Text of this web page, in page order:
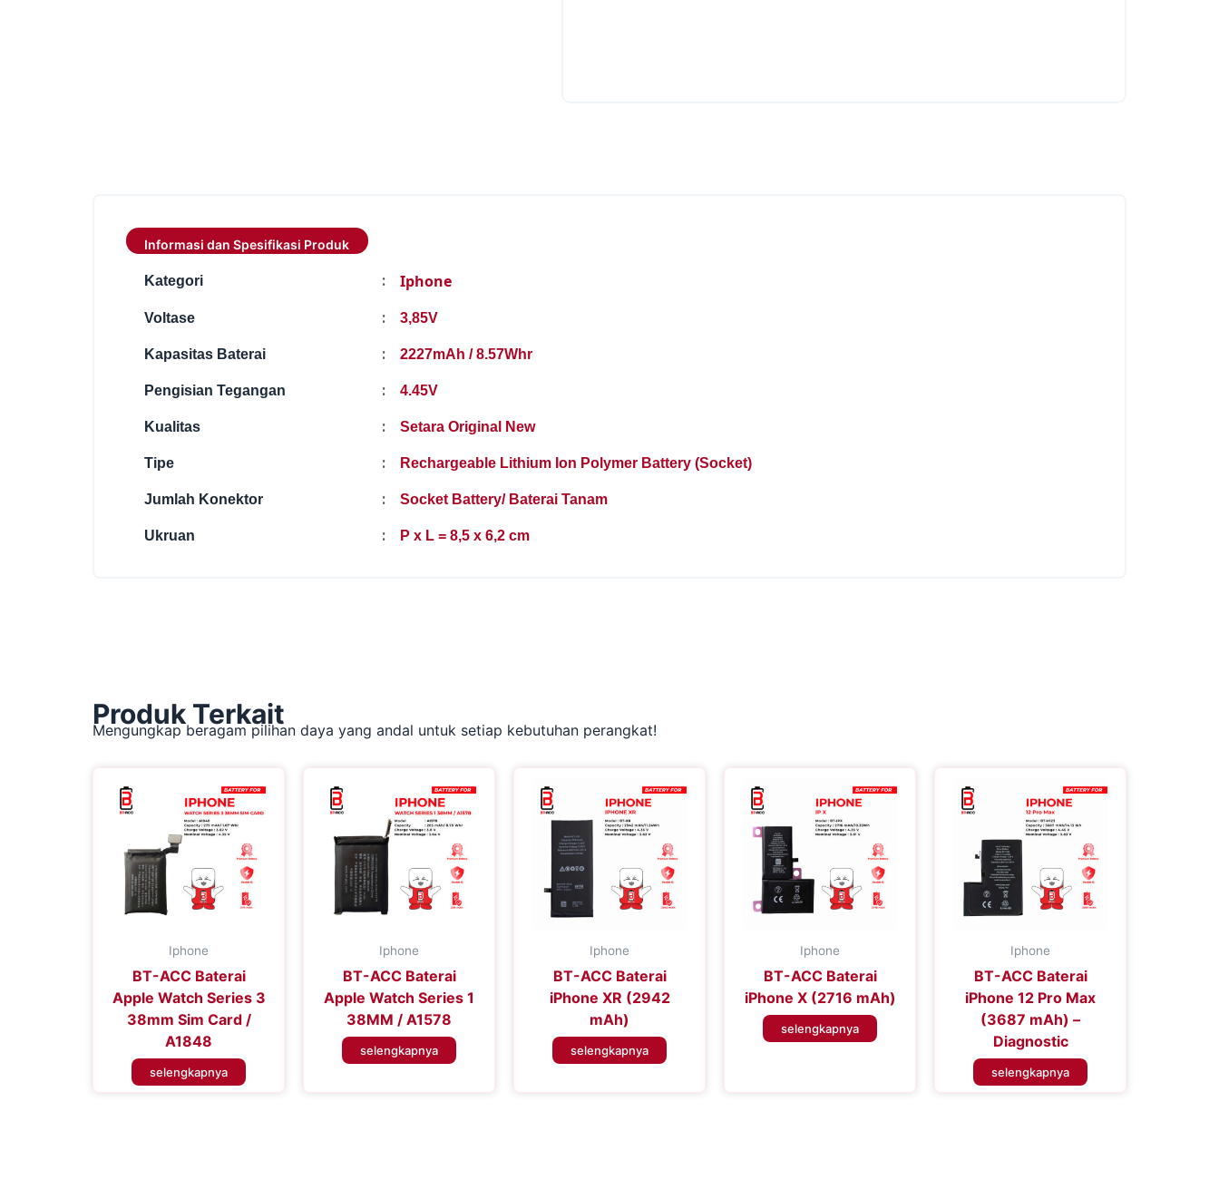
Informasi dan Spesifikasi Produk
Kategori : Iphone
Voltase : 3,85V
Kapasitas Baterai : 2227mAh / 8.57Whr
Pengisian Tegangan : 4.45V
Kualitas : Setara Original New
Tipe : Rechargeable Lithium Ion Polymer Battery (Socket)
Jumlah Konektor : Socket Battery/ Baterai Tanam
Ukruan : P x L = 8,5 x 6,2 cm
Produk Terkait
Mengungkap beragam pilihan daya yang andal untuk setiap kebutuhan perangkat!
Iphone
BT-ACC Baterai
Apple Watch Series 3
38mm Sim Card /
A1848
selengkapnya
Iphone
BT-ACC Baterai
Apple Watch Series 1
38MM / A1578
selengkapnya
Iphone
BT-ACC Baterai
iPhone XR (2942
mAh)
selengkapnya
Iphone
BT-ACC Baterai
iPhone X (2716 mAh)
selengkapnya
Iphone
BT-ACC Baterai
iPhone 12 Pro Max
(3687 mAh) –
Diagnostic
selengkapnya